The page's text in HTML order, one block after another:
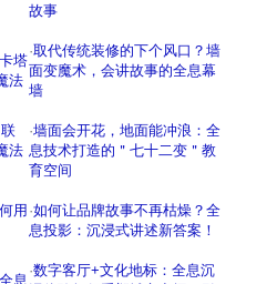
故事
塔
法
·取代传统装修的下个风口？墙
面变魔术，会讲故事的全息幕
墙
法
·墙面会开花，地面能冲浪：全
息技术打造的＂七十二变＂教
育空间
用 ·如何让品牌故事不再枯燥？全
息投影：沉浸式讲述新答案！
息
·数字客厅+文化地标：全息沉